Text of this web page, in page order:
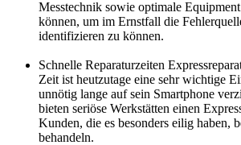
Messtechnik sowie optimale
können, um im Ernstfall die
identifizieren zu können.
Schnelle Reparaturzeiten
Zeit ist heutzutage eine sehr wichtige
unnötig lange auf sein Smartphone
bieten seriöse Werkstätten einen
Kunden, die es besonders eilig haben,
behandeln.